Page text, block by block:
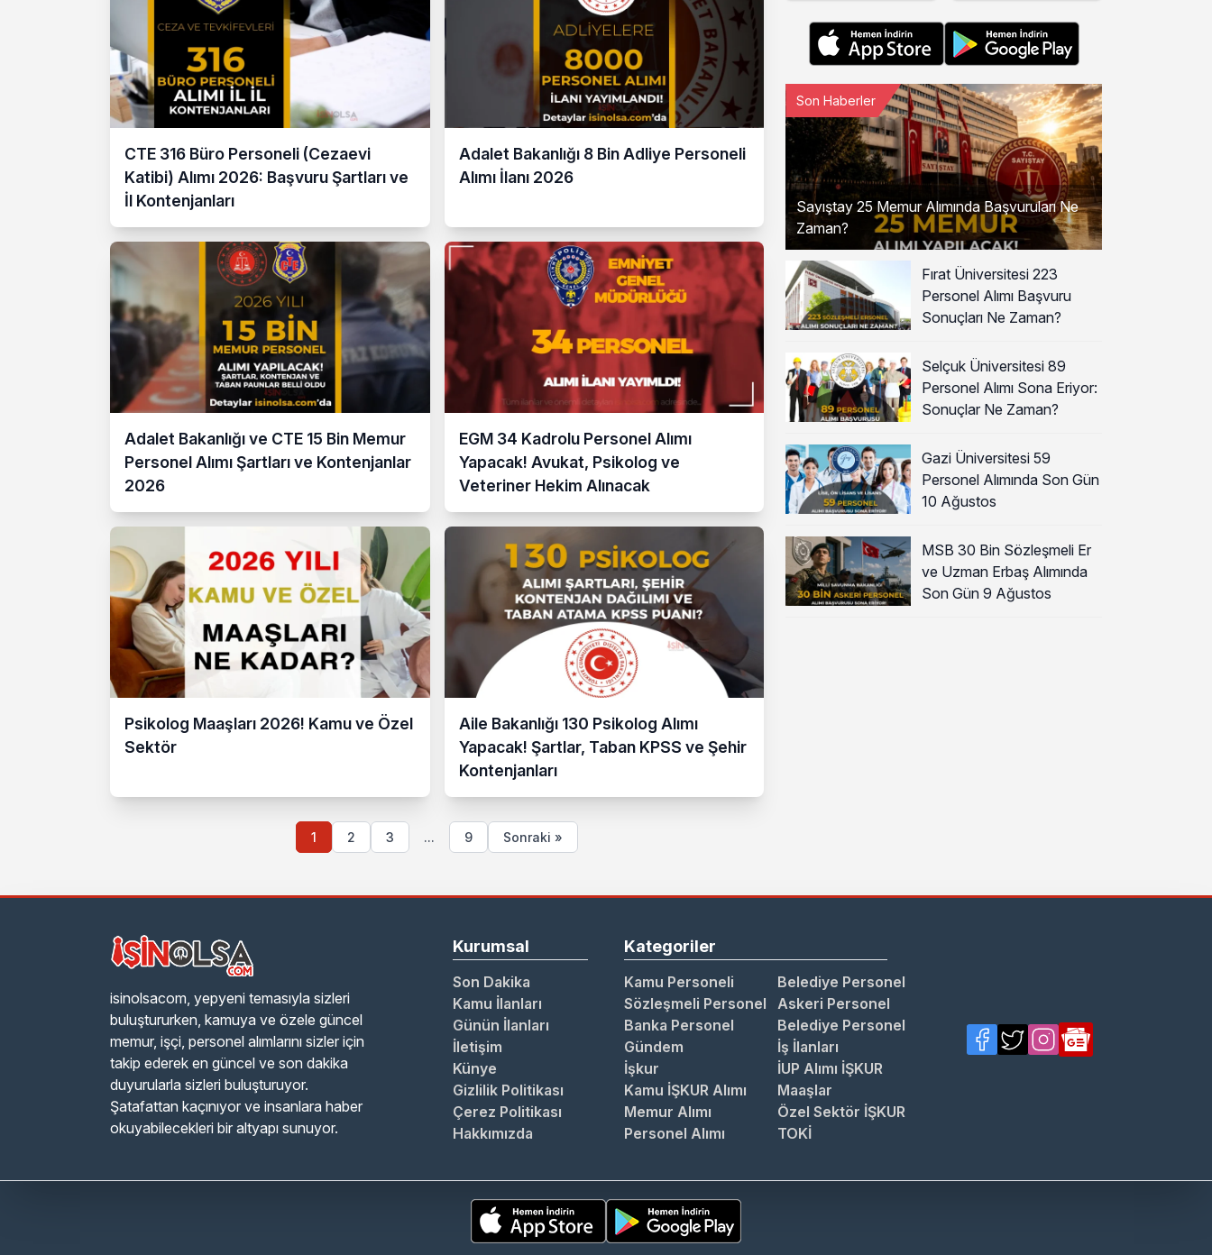
CTE 316 Büro Personeli (Cezaevi
Katibi) Alımı 2026: Başvuru Şartları ve
İl Kontenjanları
Adalet Bakanlığı 8 Bin Adliye Personeli
Alımı İlanı 2026
Adalet Bakanlığı ve CTE 15 Bin Memur
Personel Alımı Şartları ve Kontenjanlar
2026
EGM 34 Kadrolu Personel Alımı
Yapacak! Avukat, Psikolog ve
Veteriner Hekim Alınacak
Psikolog Maaşları 2026! Kamu ve Özel
Sektör
Aile Bakanlığı 130 Psikolog Alımı
Yapacak! Şartlar, Taban KPSS ve Şehir
Kontenjanları
1 2 3 ... 9 Sonraki »
Sayıştay 25 Memur Alımında Başvuruları Ne
Zaman?
Son Haberler
Fırat Üniversitesi 223
Personel Alımı Başvuru
Sonuçları Ne Zaman?
Selçuk Üniversitesi 89
Personel Alımı Sona Eriyor:
Sonuçlar Ne Zaman?
Gazi Üniversitesi 59
Personel Alımında Son Gün
10 Ağustos
MSB 30 Bin Sözleşmeli Er
ve Uzman Erbaş Alımında
Son Gün 9 Ağustos
isinolsacom, yepyeni temasıyla sizleri
buluştururken, kamuya ve özele güncel
memur, işçi, personel alımlarını sizler için
takip ederek en güncel ve son dakika
duyurularla sizleri buluşturuyor.
Şatafattan kaçınıyor ve insanlara haber
okuyabilecekleri bir altyapı sunuyor.
Kurumsal
Son Dakika
Kamu İlanları
Günün İlanları
İletişim
Künye
Gizlilik Politikası
Çerez Politikası
Hakkımızda
Kategoriler
Kamu Personeli
Belediye Personel
Sözleşmeli Personel
Askeri Personel
Banka Personel
Belediye Personel
Gündem
İş İlanları
İşkur
İUP Alımı İŞKUR
Kamu İŞKUR Alımı
Maaşlar
Memur Alımı
Özel Sektör İŞKUR
Personel Alımı
TOKİ